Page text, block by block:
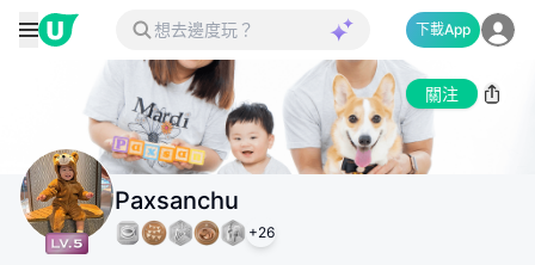
下載App
關注
Paxsanchu
+26